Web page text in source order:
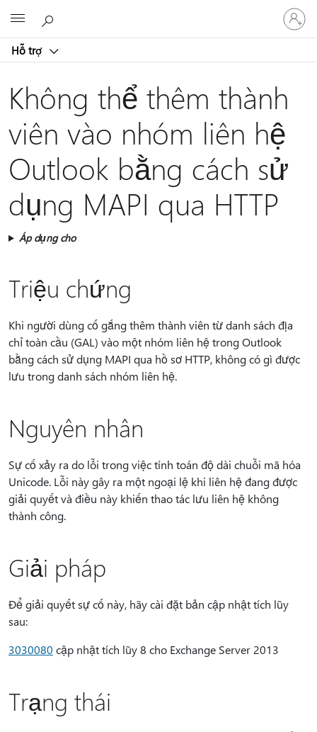
Hỗ trợ
Đăng
nhập
tài
Không thể thêm thành
viên vào nhóm liên hệ
Outlook bằng cách sử
dụng MAPI qua HTTP
Áp dụng cho
Triệu chứng
Khi người dùng cố gắng thêm thành viên từ danh sách địa
chỉ toàn cầu (GAL) vào một nhóm liên hệ trong Outlook
bằng cách sử dụng MAPI qua hồ sơ HTTP, không có gì được
lưu trong danh sách nhóm liên hệ.
Nguyên nhân
Sự cố xảy ra do lỗi trong việc tính toán độ dài chuỗi mã hóa
Unicode. Lỗi này gây ra một ngoại lệ khi liên hệ đang được
giải quyết và điều này khiến thao tác lưu liên hệ không
thành công.
Giải pháp
Để giải quyết sự cố này, hãy cài đặt bản cập nhật tích lũy
sau:
3030080 cập nhật tích lũy 8 cho Exchange Server 2013
Trạng thái